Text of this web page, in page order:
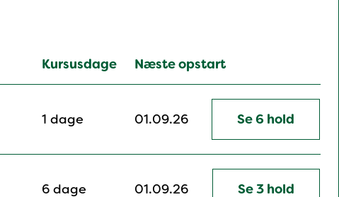
Kursusdage Næste opstart
1 dage 01.09.26 Se 6 hold
6 dage 01.09.26 Se 3 hold